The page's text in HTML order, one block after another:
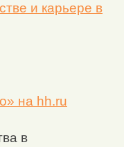
и карьере в
на hh.ru
в